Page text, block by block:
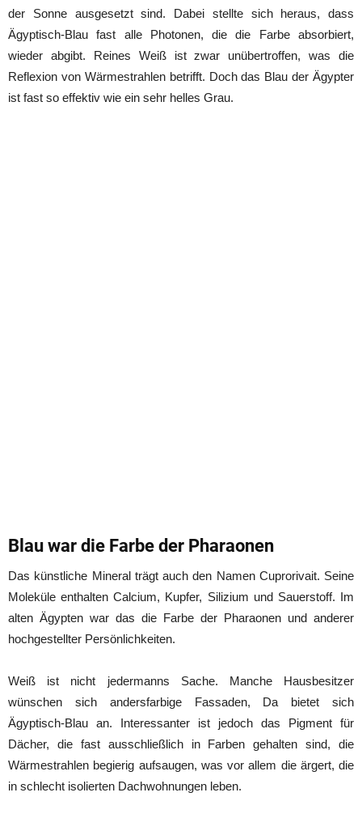
der Sonne ausgesetzt sind. Dabei stellte sich heraus, dass
Ägyptisch-Blau fast alle Photonen, die die Farbe absorbiert,
wieder abgibt. Reines Weiß ist zwar unübertroffen, was die
Reflexion von Wärmestrahlen betrifft. Doch das Blau der Ägypter
ist fast so effektiv wie ein sehr helles Grau.
Blau war die Farbe der Pharaonen
Das künstliche Mineral trägt auch den Namen Cuprorivait. Seine
Moleküle enthalten Calcium, Kupfer, Silizium und Sauerstoff. Im
alten Ägypten war das die Farbe der Pharaonen und anderer
hochgestellter Persönlichkeiten.
Weiß ist nicht jedermanns Sache. Manche Hausbesitzer
wünschen sich andersfarbige Fassaden, Da bietet sich
Ägyptisch-Blau an. Interessanter ist jedoch das Pigment für
Dächer, die fast ausschließlich in Farben gehalten sind, die
Wärmestrahlen begierig aufsaugen, was vor allem die ärgert, die
in schlecht isolierten Dachwohnungen leben.